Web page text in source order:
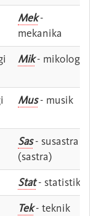
Mek-
mekanika
Mik- mikologi
Mus- musik
Sas- susastra -
(sastra)
Stat- statistik
Tek- teknik